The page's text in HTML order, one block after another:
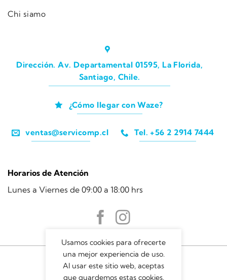
Chi siamo
Dirección. Av. Departamental 01595, La Florida,
Santiago, Chile.
¿Cómo llegar con Waze?
ventas@servicomp.cl Tel. +56 2 2914 7444
Horarios de Atención
Lunes a Viernes de 09:00 a 18:00 hrs
Usamos cookies para ofrecerte
una mejor experiencia de uso.
Al usar este sitio web, aceptas
que guardemos estas cookies.